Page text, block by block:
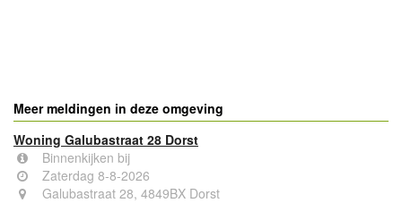
Meer meldingen in deze omgeving
Woning Galubastraat 28 Dorst
Binnenkijken bij
Zaterdag 8-8-2026
Galubastraat 28, 4849BX Dorst